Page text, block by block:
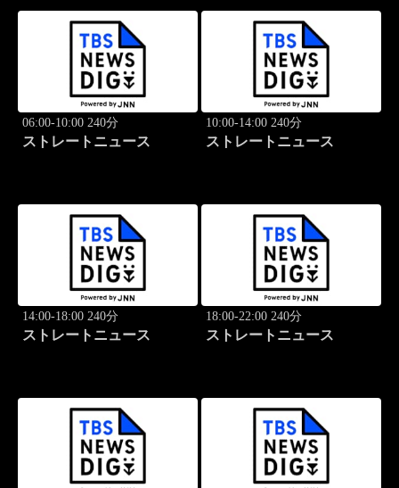
06:00-10:00 240分
ストレートニュース
10:00-14:00 240分
ストレートニュース
14:00-18:00 240分
ストレートニュース
18:00-22:00 240分
ストレートニュース